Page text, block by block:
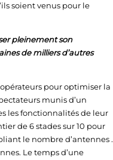
soient venus pour le
pleinement son
de milliers d’autres
pour optimiser la
munis d’un
les fonctionnalités de leur
de 6 stades sur 10 pour
le nombre d’antennes .
Le temps d’une